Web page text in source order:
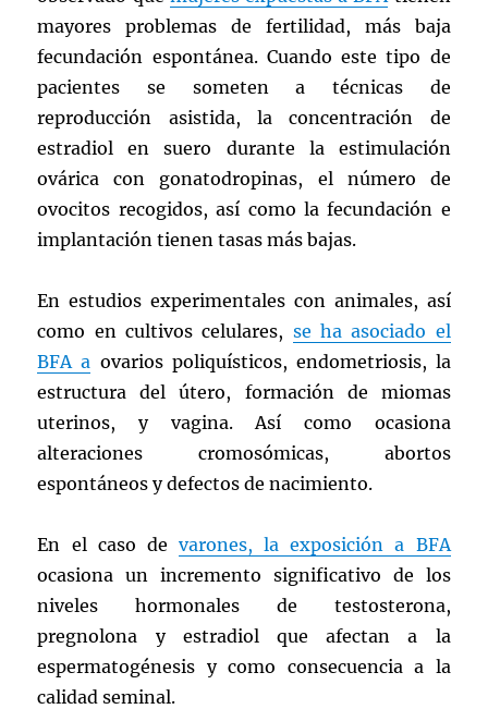
mayores problemas de fertilidad, más baja
fecundación espontánea. Cuando este tipo de
pacientes se someten a técnicas de
reproducción asistida, la concentración de
estradiol en suero durante la estimulación
ovárica con gonatodropinas, el número de
ovocitos recogidos, así como la fecundación e
implantación tienen tasas más bajas.
En estudios experimentales con animales, así
como en cultivos celulares, se ha asociado el
BFA a ovarios poliquísticos, endometriosis, la
estructura del útero, formación de miomas
uterinos, y vagina. Así como ocasiona
alteraciones cromosómicas, abortos
espontáneos y defectos de nacimiento.
En el caso de varones, la exposición a BFA
ocasiona un incremento significativo de los
niveles hormonales de testosterona,
pregnolona y estradiol que afectan a la
espermatogénesis y como consecuencia a la
calidad seminal.